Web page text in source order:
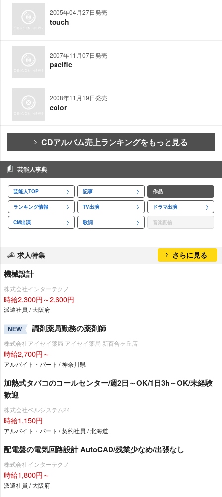
2005年04月27日発売
touch
2007年11月07日発売
pacific
2008年11月19日発売
color
CDアルバム売上ランキングをもっと見る
芸能人事典
芸能人TOP 記事 作品
ランキング情報 TV出演 ドラマ出演
CM出演 歌詞 音楽配信
求人特集 さらに見る
機械設計
株式会社インターテクノ
時給2,300円～2,600円
派遣社員 / 大阪府
NEW 調剤薬局勤務の薬剤師
株式会社アイセイ薬局 アイセイ薬局 新百合ヶ丘店
時給2,700円～
アルバイト・パート / 神奈川県
加熱式タバコのコールセンター/週2日～OK/1日3h～OK/未経験
歓迎
株式会社ベルシステム24
時給1,150円
アルバイト・パート / 契約社員 / 北海道
配電盤の電気回路設計 AutoCAD/残業少なめ/出張なし
株式会社インターテクノ
時給1,800円～
派遣社員 / 大阪府